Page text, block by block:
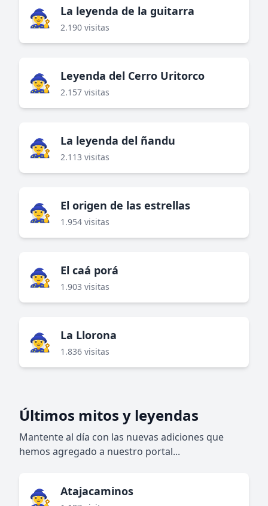
🧙‍♀️ La leyenda de la guitarra
2.190 visitas
🧙‍♀️ Leyenda del Cerro Uritorco
2.157 visitas
🧙‍♀️ La leyenda del ñandu
2.113 visitas
🧙‍♀️ El origen de las estrellas
1.954 visitas
🧙‍♀️ El caá porá
1.903 visitas
🧙‍♀️ La Llorona
1.836 visitas
Últimos mitos y leyendas
Mantente al día con las nuevas adiciones que
hemos agregado a nuestro portal...
🧙‍♀️ Atajacaminos